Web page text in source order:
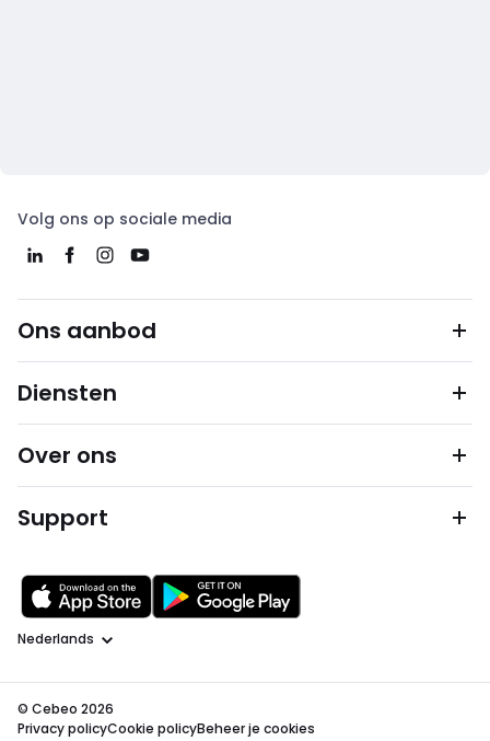
Volg ons op sociale media
Ons aanbod
Diensten
Over ons
Support
Taal
© Cebeo 2026
Privacy policyCookie policyBeheer je cookies